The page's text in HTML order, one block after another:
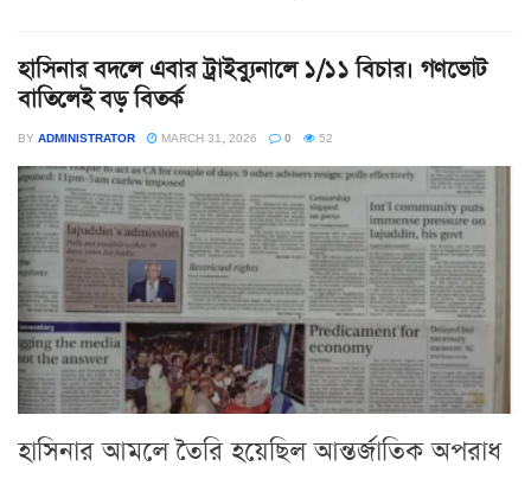
হাসিনার বদলে এবার ট্রাইব্যুনালে ১/১১ বিচার। গণভোট
বাতিলেই বড় বিতর্ক
BY ADMINISTRATOR MARCH 31, 2026 0 52
হাসিনার আমলে তৈরি হয়েছিল আন্তর্জাতিক অপরাধ